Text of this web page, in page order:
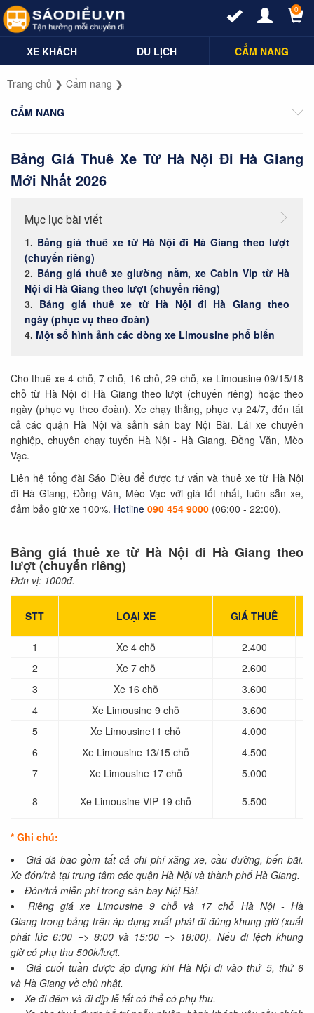
0
XE KHÁCH DU LỊCH CẨM NANG
Trang chủ ❯ Cẩm nang ❯
CẨM NANG
Bảng Giá Thuê Xe Từ Hà Nội Đi Hà Giang
Mới Nhất 2026
Mục lục bài viết
Bảng giá thuê xe từ Hà Nội đi Hà Giang theo lượt
(chuyến riêng)
Bảng giá thuê xe giường nằm, xe Cabin Vip từ Hà
Nội đi Hà Giang theo lượt (chuyến riêng)
Bảng giá thuê xe từ Hà Nội đi Hà Giang theo
ngày (phục vụ theo đoàn)
Một số hình ảnh các dòng xe Limousine phổ biến
Cho thuê xe 4 chỗ, 7 chỗ, 16 chỗ, 29 chỗ, xe Limousine 09/15/18
chỗ từ Hà Nội đi Hà Giang theo lượt (chuyến riêng) hoặc theo
ngày (phục vụ theo đoàn). Xe chạy thẳng, phục vụ 24/7, đón tất
cả các quận Hà Nội và sảnh sân bay Nội Bài. Lái xe chuyên
nghiệp, chuyên chạy tuyến Hà Nội - Hà Giang, Đồng Văn, Mèo
Vạc.
Liên hệ tổng đài Sáo Diều để được tư vấn và thuê xe từ Hà Nội
đi Hà Giang, Đồng Văn, Mèo Vạc với giá tốt nhất, luôn sẵn xe,
đảm bảo giữ xe 100%. Hotline 090 454 9000 (06:00 - 22:00).
Bảng giá thuê xe từ Hà Nội đi Hà Giang theo
lượt (chuyến riêng)
Đơn vị: 1000đ.
STT LOẠI XE GIÁ THUÊ
1 Xe 4 chỗ
2.400
2
Xe 7 chỗ
2.600
3
Xe 16 chỗ
3.600
4
Xe Limousine 9 chỗ
3.600
5
Xe Limousine11 chỗ
4.000
6
Xe Limousine 13/15 chỗ
4.500
7
Xe Limousine 17 chỗ
5.000
8
Xe Limousine VIP 19 chỗ 5.500
* Ghi chú:
Giá đã bao gồm tất cả chi phí xăng xe, cầu đường, bến bãi.
Xe đón/trả tại trung tâm các quận Hà Nội và thành phố Hà Giang.
Đón/trả miễn phí trong sân bay Nội Bài.
Riêng giá xe Limousine 9 chỗ và 17 chỗ Hà Nội - Hà
Giang trong bảng trên áp dụng xuất phát đi đúng khung giờ (xuất
phát lúc 6:00 => 8:00 và 15:00 => 18:00). Nếu đi lệch khung
giờ có phụ thu 500k/lượt.
Giá cuối tuần được áp dụng khi Hà Nội đi vào thứ 5, thứ 6
và Hà Giang về chủ nhật.
Xe đi đêm và đi dịp lễ tết có thể có phụ thu.